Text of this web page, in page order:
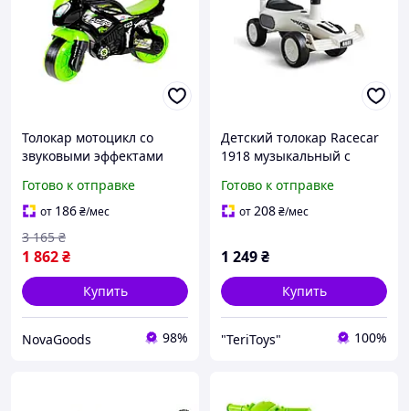
Толокар мотоцикл со
звуковыми эффектами
черно-салатовый ТехноК
GN-15137
Готово к отправке
от 186₴/мес
1 862₴
3 165 ₴
Купить
NovaGoods 98%
Детский толокар Racecar
1918 музыкальный с
для детей от 1 года до 20
кг Белый
Готово к отправке
от208₴/мес
1 249₴
Купить
"TeriToys" 100%